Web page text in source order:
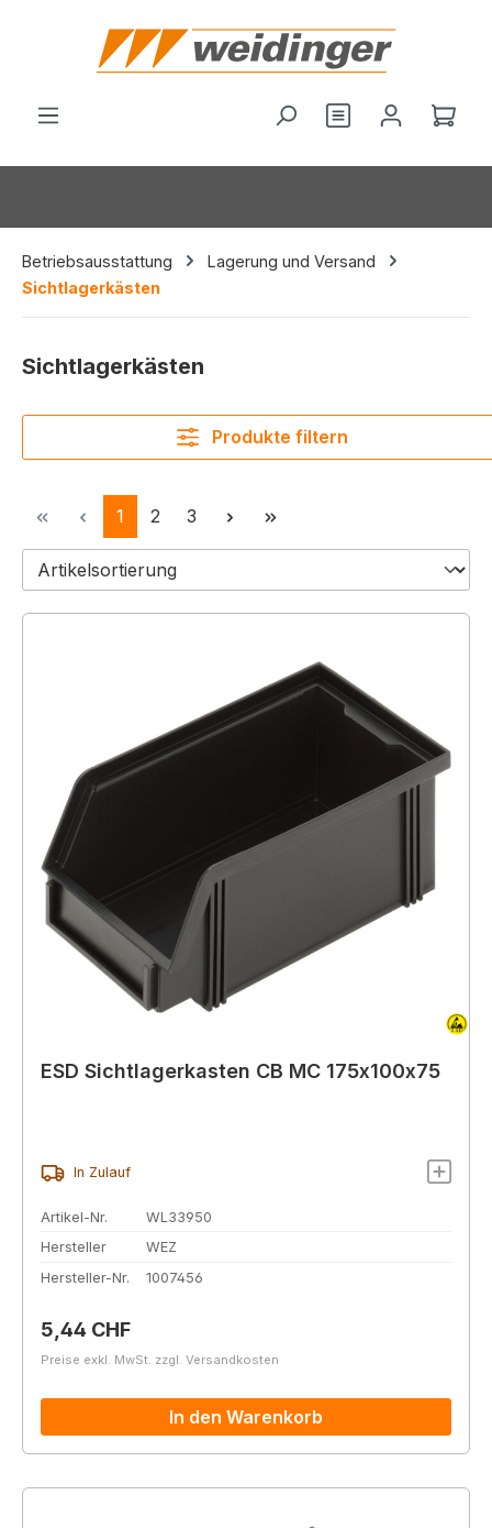
springen
Du hast 0
Betriebsausstattung
Lagerung und Versand
Sichtlagerkästen
Sichtlagerkästen
Produkte filtern
Seite
1 Seite
2 Seite
3
ESD Sichtlagerkasten CB MC 175x100x75
In Zulauf
Artikel-Nr.
WL33950
Hersteller
WEZ
Hersteller-Nr.
1007456
Regulärer Preis:
5,44 CHF
Preise exkl. MwSt. zzgl. Versandkosten
In den Warenkorb